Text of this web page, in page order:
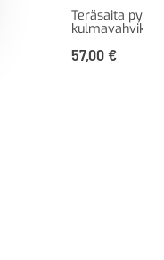
Teräsaita
57,00 €